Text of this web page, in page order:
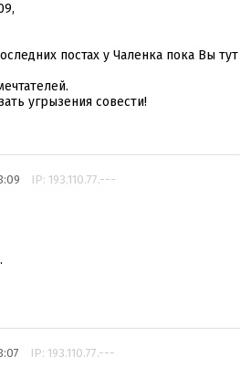
постах у Чаленка пока Вы тут
угрызения совести!
IP: 193.110.77.---
IP: 193.110.77.---